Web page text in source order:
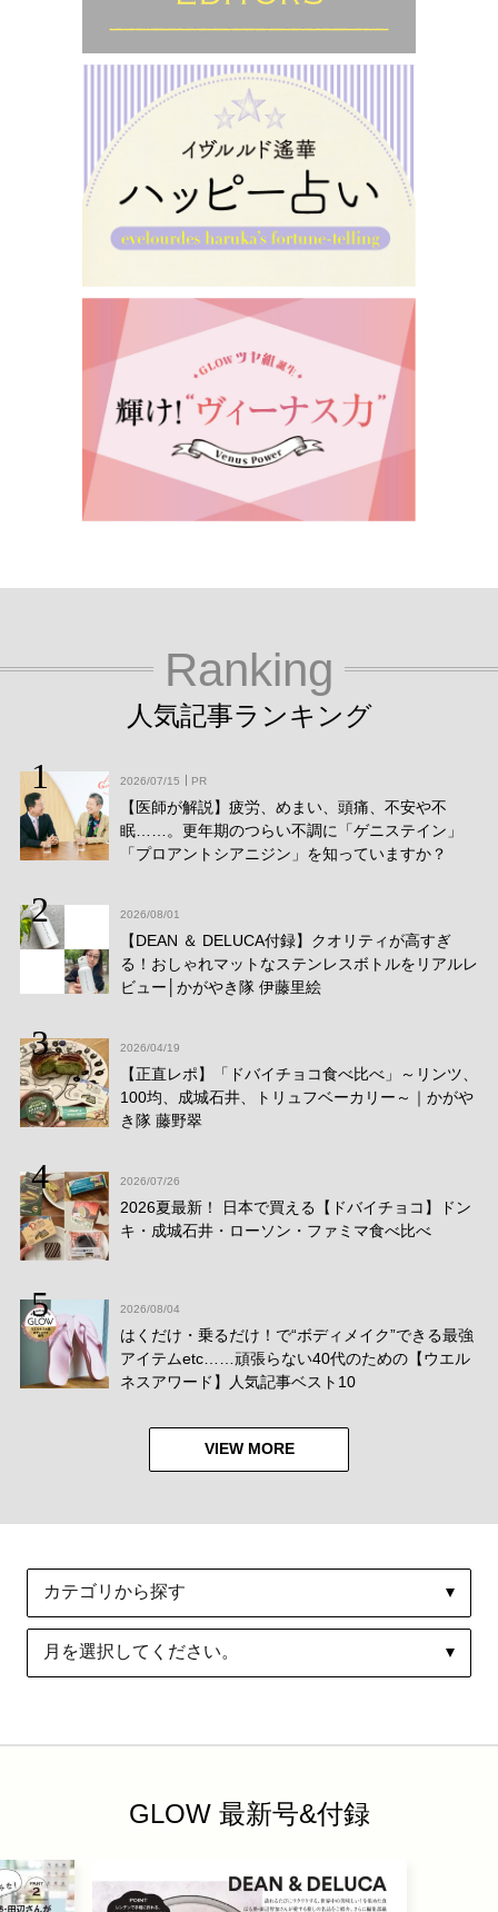
Ranking
人気記事ランキング
2026/07/15 PR
【医師が解説】疲労、めまい、頭痛、不安や不
眠……。更年期のつらい不調に「ゲニステイン」
「プロアントシアニジン」を知っていますか？
2026/08/01
【DEAN ＆ DELUCA付録】クオリティが高すぎ
る！おしゃれマットなステンレスボトルをリアルレ
ビュー│かがやき隊 伊藤里絵
2026/04/19
【正直レポ】「ドバイチョコ食べ比べ」～リンツ、
100均、成城石井、トリュフベーカリー～｜かがや
き隊 藤野翠
2026/07/26
2026夏最新！ 日本で買える【ドバイチョコ】ドン
キ・成城石井・ローソン・ファミマ食べ比べ
2026/08/04
はくだけ・乗るだけ！で“ボディメイク”できる最強
アイテムetc……頑張らない40代のための【ウエル
ネスアワード】人気記事ベスト10
VIEW MORE
GLOW 最新号&付録